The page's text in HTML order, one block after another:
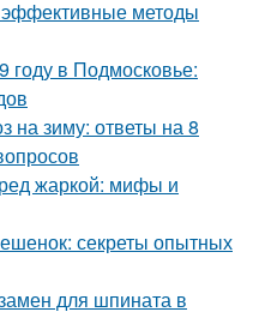
методы
году в Подмосковье:
на зиму: ответы на 8
жаркой: мифы и
секреты опытных
для шпината в